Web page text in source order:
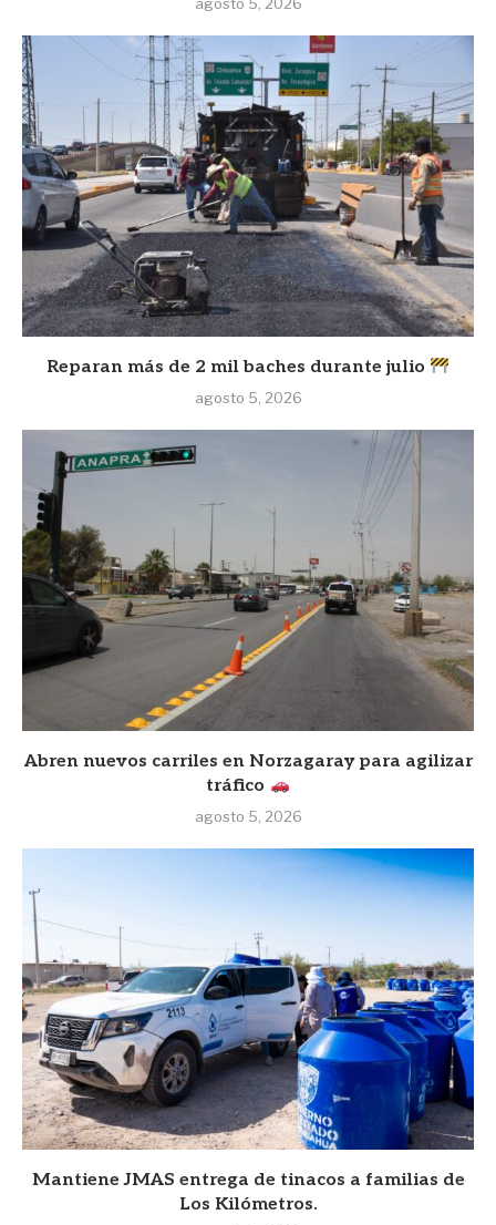
Reparan más de 2 mil baches durante julio
agosto 5, 2026
Abren nuevos carriles en Norzagaray para agilizar
tráfico
agosto 5, 2026
Mantiene JMAS entrega de tinacos a familias de
Los Kilómetros.